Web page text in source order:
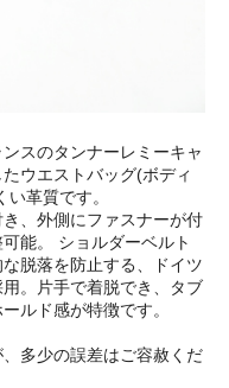
スのタンナーレミーキャ
ウエストバッグ(ボディ
革質です。
、外側にファスナーが付
能。 ショルダーベルト
脱落を防止する、ドイツ
。片手で着脱でき、タブ
ルド感が特徴です。
多少の誤差はご容赦くだ